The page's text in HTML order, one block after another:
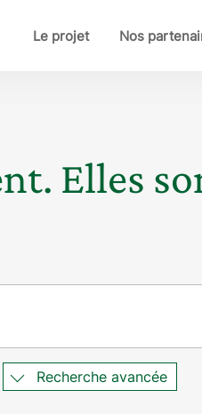
Le projet Nos
Elles
Recherche avancée